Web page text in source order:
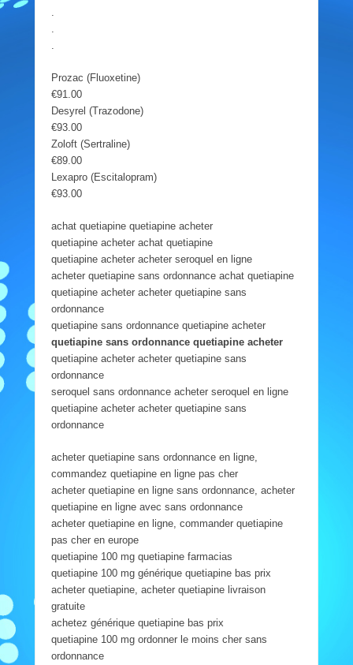
Prozac (Fluoxetine)
€91.00
Desyrel (Trazodone)
€93.00
Zoloft (Sertraline)
€89.00
Lexapro (Escitalopram)
€93.00
achat quetiapine quetiapine acheter
quetiapine acheter achat quetiapine
quetiapine acheter acheter seroquel en ligne
acheter quetiapine sans ordonnance achat quetiapine
quetiapine acheter acheter quetiapine sans
ordonnance
quetiapine sans ordonnance quetiapine acheter
quetiapine sans ordonnance quetiapine acheter
quetiapine acheter acheter quetiapine sans
ordonnance
seroquel sans ordonnance acheter seroquel en ligne
quetiapine acheter acheter quetiapine sans
ordonnance
acheter quetiapine sans ordonnance en ligne,
commandez quetiapine en ligne pas cher
acheter quetiapine en ligne sans ordonnance, acheter
quetiapine en ligne avec sans ordonnance
acheter quetiapine en ligne, commander quetiapine
pas cher en europe
quetiapine 100 mg quetiapine farmacias
quetiapine 100 mg générique quetiapine bas prix
acheter quetiapine, acheter quetiapine livraison
gratuite
achetez générique quetiapine bas prix
quetiapine 100 mg ordonner le moins cher sans
ordonnance